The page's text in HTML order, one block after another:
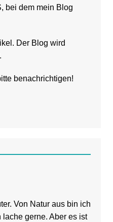
bei dem mein Blog
Der Blog wird
benachrichtigen!
Von Natur aus bin ich
gerne. Aber es ist